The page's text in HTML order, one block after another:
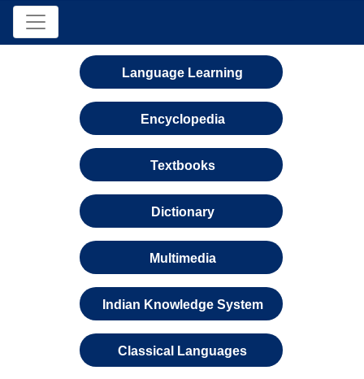
Language Learning
Encyclopedia
Textbooks
Dictionary
Multimedia
Indian Knowledge System
Classical Languages